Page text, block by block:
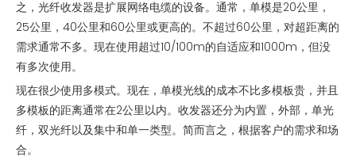
之，光纤收发器是扩展网络电缆的设备。通常，单模是20公里，
25公里，40公里和60公里或更高的。不超过60公里，对超距离的
需求通常不多。现在使用超过10/100m的自适应和1000m，但没
有多次使用。
现在很少使用多模式。现在，单模光线的成本不比多模板贵，并且
多模板的距离通常在2公里以内。收发器还分为内置，外部，单光
纤，双光纤以及集中和单一类型。简而言之，根据客户的需求和场
合。